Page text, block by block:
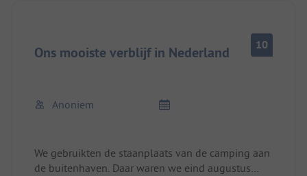
Ons mooiste verblijf in Nederland 10
Anoniem
We gebruikten de staanplaats van de camping aan
de buitenhaven. Daar waren we eind augustus